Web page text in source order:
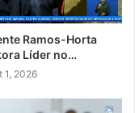
Ramos-Horta
Líder no…
1, 2026